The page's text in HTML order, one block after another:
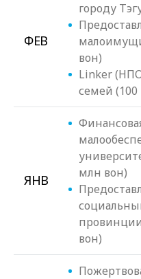
ФЕВ
городу
вон)
Linker
семей
ЯНВ
млн вон)
вон)